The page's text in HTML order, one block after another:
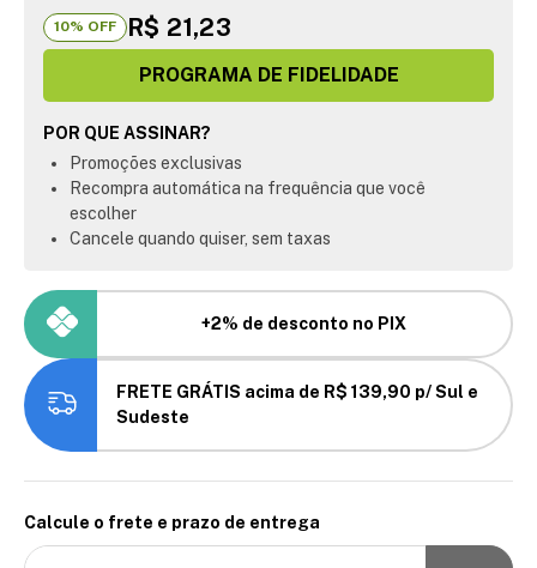
10% OFF R$ 21,23
PROGRAMA DE FIDELIDADE
POR QUE ASSINAR?
Promoções exclusivas
Recompra automática na frequência que você
escolher
Cancele quando quiser, sem taxas
+2% de desconto no PIX
FRETE GRÁTIS acima de R$ 139,90 p/ Sul e
Sudeste
Calcule o frete e prazo de entrega